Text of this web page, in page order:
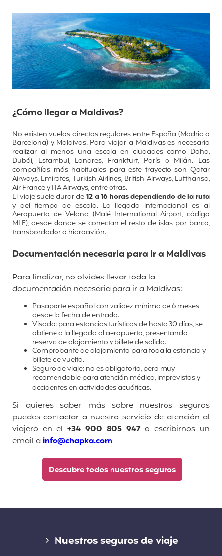
¿Cómo llegar a Maldivas?
No existen vuelos directos regulares entre España (Madrid o
Barcelona) y Maldivas. Para viajar a Maldivas es necesario
realizar al menos una escala en ciudades como Doha,
Dubái, Estambul, Londres, Frankfurt, París o Milán. Las
compañías más habituales para este trayecto son Qatar
Airways, Emirates, Turkish Airlines, British Airways, Lufthansa,
Air France y ITA Airways, entre otras.
El viaje suele durar de12 a 16 horas dependiendo de la ruta
y del tiempo de escala. La llegada internacional es al
Aeropuerto de Velana (Malé International Airport, código
MLE), desde donde se conectan el resto de islas por barco,
transbordador o hidroavión.
Documentación necesaria para ir a Maldivas
Para finalizar, no olvides llevar toda la
documentación necesaria para ir a Maldivas:
Pasaporte español con validez mínima de 6 meses
desde la fecha de entrada.
Visado: para estancias turísticas de hasta 30 días, se
obtiene a la llegada al aeropuerto, presentando
reserva de alojamiento y billete de salida.
Comprobante de alojamiento para toda la estancia y
billete de vuelta.
Seguro de viaje: no es obligatorio, pero muy
recomendable para atención médica, imprevistos y
accidentes en actividades acuáticas.
Si quieres saber más sobre nuestros seguros
puedes contactar a nuestro servicio de atención al
viajero en el +34 900 805 947o escribirnos un
email ainfo@chapka.com
Descubre todos nuestros seguros
Nuestros seguros de viaje